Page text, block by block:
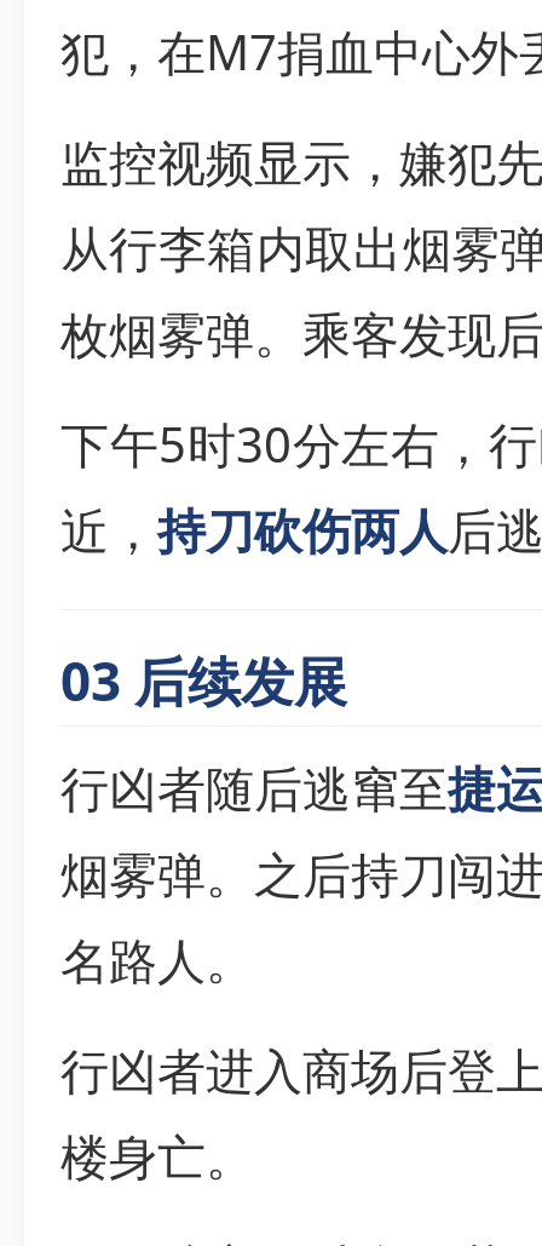
犯，在M7捐血中心外
监控视频显示，嫌犯
从行李箱内取出烟雾
枚烟雾弹。乘客发现
下午5时30分左右，
近，持刀砍伤两人后
03 后续发展
行凶者随后逃窜至捷
烟雾弹。之后持刀闯
名路人。
行凶者进入商场后登
楼身亡。